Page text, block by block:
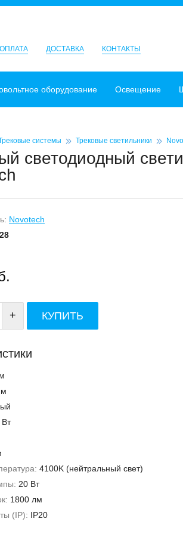
ОПЛАТА ДОСТАВКА КОНТАКТЫ
оборудование Освещение
системы Трековые светильники
светодиодный
Novotech
+ КУПИТЬ
Вт
4100K (нейтральный свет)
20 Вт
1800 лм
(IP): IP20